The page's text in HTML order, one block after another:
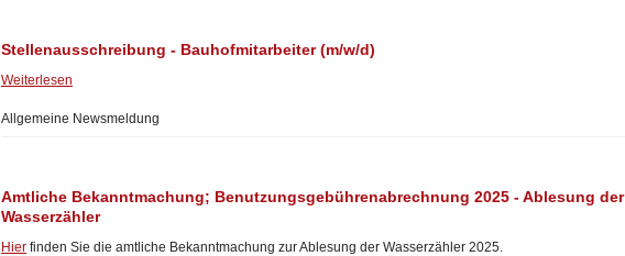
Stellenausschreibung - Bauhofmitarbeiter (m/w/d)
Weiterlesen
Allgemeine Newsmeldung
Amtliche Bekanntmachung; Benutzungsgebührenabrechnung 2025 - Ablesung der
Wasserzähler
Hier finden Sie die amtliche Bekanntmachung zur Ablesung der Wasserzähler 2025.